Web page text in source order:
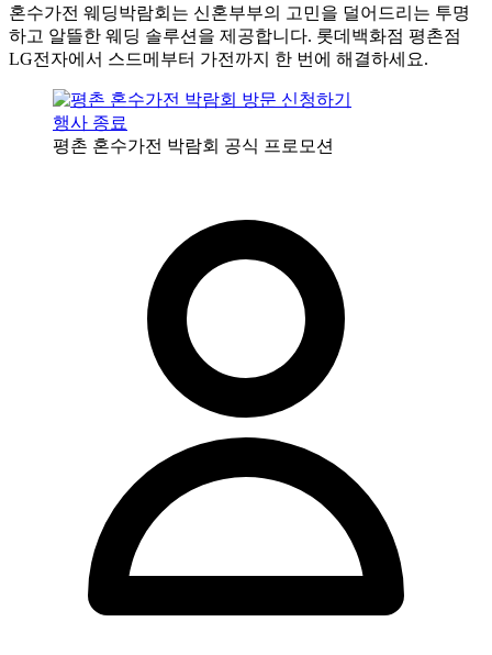
혼수가전 웨딩박람회는 신혼부부의 고민을 덜어드리는 투명
하고 알뜰한 웨딩 솔루션을 제공합니다. 롯데백화점 평촌점
LG전자에서 스드메부터 가전까지 한 번에 해결하세요.
행사 종료
평촌 혼수가전 박람회 공식 프로모션